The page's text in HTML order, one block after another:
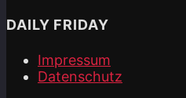
DAILY FRIDAY
Impressum
Datenschutz